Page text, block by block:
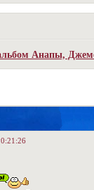
Анапы,